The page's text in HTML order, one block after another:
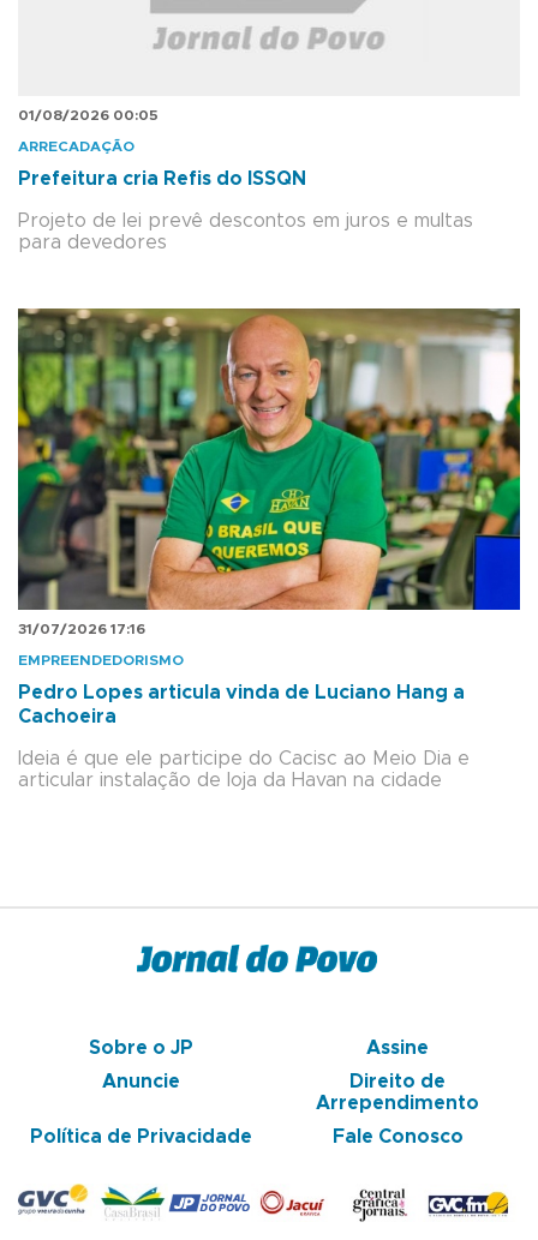
01/08/2026 00:05
ARRECADAÇÃO
Prefeitura cria Refis do ISSQN
Projeto de lei prevê descontos em juros e multas
para devedores
31/07/2026 17:16
EMPREENDEDORISMO
Pedro Lopes articula vinda de Luciano Hang a
Cachoeira
Ideia é que ele participe do Cacisc ao Meio Dia e
articular instalação de loja da Havan na cidade
Sobre o JP
Assine
Anuncie
Direito de
Arrependimento
Política de Privacidade
Fale Conosco